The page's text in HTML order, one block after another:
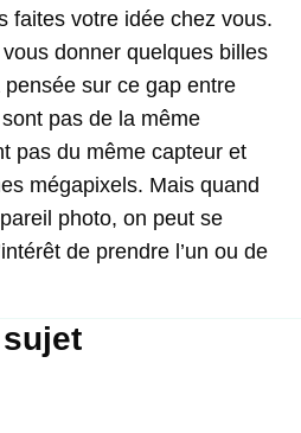
faites votre idée chez vous.
vous donner quelques billes
sur ce gap entre
pas de la même
pas du même capteur et
mégapixels. Mais quand
photo, on peut se
de prendre l’un ou de